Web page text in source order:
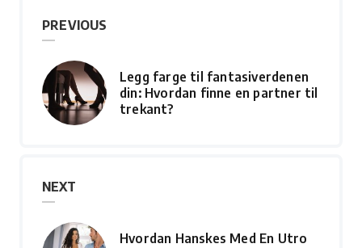
PREVIOUS
Legg farge til fantasiverdenen
din: Hvordan finne en partner til
trekant?
NEXT
Hvordan Hanskes Med En Utro